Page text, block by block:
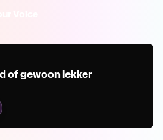
of gewoon lekker